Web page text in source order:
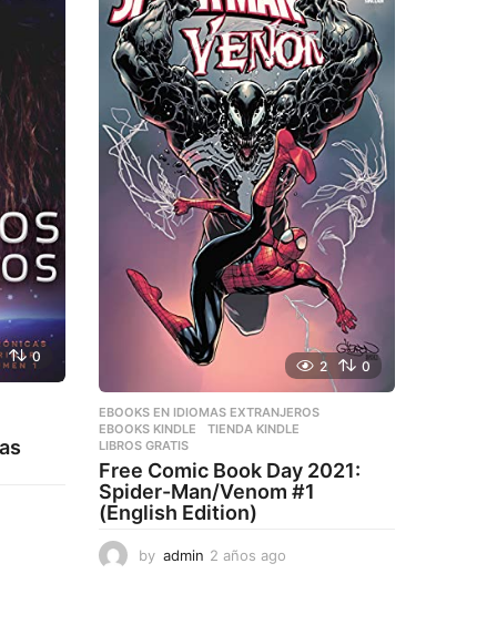
0
2 0
EBOOKS EN IDIOMAS EXTRANJEROS
EBOOKS KINDLE
,TIENDA KINDLE
LIBROS GRATIS
Free Comic Book Day 2021:
Spider-Man/Venom #1
(English Edition)
by admin 2 años ago